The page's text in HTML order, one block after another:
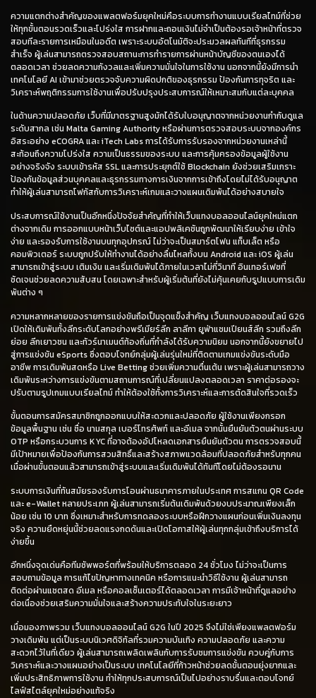
ความแตกต่างสำคัญของแพลตฟอร์มยุคใหม่คือระบบการทำงานแบบเรียลไทม์ที่ช่วย
ให้ทุกขั้นตอนรวดเร็วและโปร่งใส การฝากและถอนเงินไม่จำเป็นต้องรอเจ้าหน้าที่ตรวจ
สอบทีละรายการเหมือนในอดีต เพราะระบบอัตโนมัติจะประมวลผลทันทีที่ธุรกรรม
สำเร็จ ผู้เล่นสามารถตรวจสอบสถานะการทำรายการผ่านหน้าบัญชีของตนเองได้
ตลอดเวลา ช่วยลดความกังวลและเพิ่มความมั่นใจในการใช้งาน นอกจากนี้ยังมีการนำ
เทคโนโลยี AI เข้ามาช่วยตรวจจับความผิดปกติของธุรกรรม ป้องกันการทุจริต และ
วิเคราะห์พฤติกรรมการใช้งานเพื่อปรับปรุงประสบการณ์ให้เหมาะสมกับแต่ละบุคคล
ในด้านความปลอดภัย เว็บที่มีมาตรฐานสูงมักได้รับใบอนุญาตจากหน่วยงานกำกับดูแล
ระดับสากล เช่น Malta Gaming Authority หรือผ่านการตรวจสอบระบบจากองค์กร
อิสระอย่าง eCOGRA และ iTech Labs การได้รับการรับรองจากหน่วยงานเหล่านี้
สะท้อนถึงความโปร่งใส ความเป็นธรรมของระบบ และการคุ้มครองข้อมูลผู้ใช้งาน
อย่างจริงจัง ระบบเข้ารหัส SSL และการประยุกต์ใช้ Blockchain ยังช่วยเสริมเกราะ
ป้องกันข้อมูลส่วนบุคคลและธุรกรรมทางการเงินจากการเข้าถึงโดยไม่ได้รับอนุญาต
ทำให้ผู้เล่นสามารถโฟกัสกับการวิเคราะห์เกมและวางแผนเดิมพันได้อย่างสบายใจ
ประสบการณ์ใช้งานเป็นอีกหนึ่งปัจจัยสำคัญที่ทำให้เว็บแทงบอลออนไลน์ยุคใหม่แตก
ต่างจากเดิม การออกแบบหน้าเว็บไซต์และแอปพลิเคชันถูกพัฒนาให้เรียบง่าย เข้าใจ
ง่าย และรองรับการใช้งานบนทุกอุปกรณ์ ไม่ว่าจะเป็นสมาร์ตโฟน แท็บเล็ต หรือ
คอมพิวเตอร์ ระบบถูกปรับให้ทำงานได้อย่างลื่นไหลทั้งบน Android และ iOS ผู้เล่น
สามารถเข้าสู่ระบบ เติมเงิน และเริ่มเดิมพันได้ภายในเวลาไม่กี่วินาที อินเทอร์เฟซที่
ชัดเจนช่วยลดความสับสน โดยเฉพาะสำหรับผู้เริ่มต้นที่ยังไม่คุ้นเคยกับรูปแบบการเดิม
พันต่าง ๆ
ความหลากหลายของรายการแข่งขันถือเป็นจุดแข็งสำคัญ เว็บแทงบอลออนไลน์ G2G
เปิดให้เดิมพันทั้งลีกระดับโลกอย่างพรีเมียร์ลีก ลาลีกา ยูฟ่าแชมเปียนส์ลีก รวมถึงลีก
ย่อย ลีกเยาวชน และทัวร์นาเมนต์ท้องถิ่นที่กำลังได้รับความนิยม นอกจากนี้ยังขยายไป
สู่การแข่งขัน eSports ซึ่งตอบโจทย์กลุ่มผู้เล่นรุ่นใหม่ที่ติดตามเกมแข่งขันระดับมือ
อาชีพ การเดิมพันสดหรือ Live Betting ช่วยเพิ่มความตื่นเต้น เพราะผู้เล่นสามารถวาง
เดิมพันระหว่างการแข่งขันตามสถานการณ์ที่เปลี่ยนแปลงตลอดเวลา ราคาต่อรองจะ
ปรับตามรูปเกมแบบเรียลไทม์ ทำให้ต้องใช้ทั้งการวิเคราะห์และการตัดสินใจที่รวดเร็ว
ขั้นตอนการสมัครสมาชิกถูกออกแบบให้สะดวกและปลอดภัย ผู้ใช้งานเพียงกรอก
ข้อมูลพื้นฐาน เช่น ชื่อ นามสกุล เบอร์โทรศัพท์ และอีเมล จากนั้นยืนยันตัวตนผ่านระบบ
OTP หรือกระบวนการ KYC ที่อาจต้องอัปโหลดเอกสารยืนยันตัวตน การตรวจสอบนี้
มีเป้าหมายเพื่อป้องกันการสวมสิทธิ์และสร้างสภาพแวดล้อมที่ปลอดภัยสำหรับทุกคน
เมื่อผ่านขั้นตอนแล้วสามารถเข้าสู่ระบบและเริ่มเดิมพันได้ทันทีโดยไม่ต้องรอนาน
ระบบการเงินที่ทันสมัยรองรับการโอนผ่านธนาคารภายในประเทศ การสแกน QR Code
และ e-Wallet หลายประเภท ผู้เล่นสามารถเริ่มต้นเดิมพันด้วยงบประมาณเพียงเล็ก
น้อย เช่น 10 บาท ซึ่งเหมาะสำหรับการทดลองระบบหรือฝึกวางแผนก่อนเพิ่มเงินลงทุน
จริง ความยืดหยุ่นนี้ช่วยลดแรงกดดันและเปิดโอกาสให้ผู้เล่นทุกกลุ่มเข้าถึงบริการได้
ง่ายขึ้น
อีกหนึ่งจุดเด่นคือทีมซัพพอร์ตที่พร้อมให้บริการตลอด 24 ชั่วโมง ไม่ว่าจะเป็นการ
สอบถามข้อมูล การแก้ไขปัญหาทางเทคนิค หรือการแนะนำวิธีใช้งาน ผู้เล่นสามารถ
ติดต่อผ่านแชตสด อีเมล หรือคอลเซ็นเตอร์ได้ตลอดเวลา การมีเจ้าหน้าที่ดูแลอย่าง
ต่อเนื่องช่วยเสริมความมั่นใจและสร้างความประทับใจในระยะยาว
เมื่อมองภาพรวม เว็บแทงบอลออนไลน์ G2G ในปี 2025 จึงไม่ใช่เพียงแพลตฟอร์ม
วางเดิมพัน แต่เป็นระบบนิเวศดิจิทัลที่รวมความบันเทิง ความปลอดภัย และความ
สะดวกไว้ในที่เดียว ผู้เล่นสามารถเพลิดเพลินกับการรับชมการแข่งขัน ควบคู่กับการ
วิเคราะห์และวางแผนอย่างเป็นระบบ เทคโนโลยีที่ก้าวหน้าช่วยลดขั้นตอนยุ่งยากและ
เพิ่มประสิทธิภาพการใช้งาน ทำให้ทุกประสบการณ์เป็นไปอย่างราบรื่นและตอบโจทย์
ไลฟ์สไตล์ยุคใหม่อย่างแท้จริง